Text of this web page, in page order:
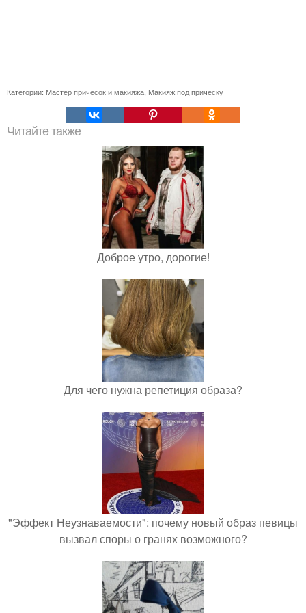
Категории: Мастер причесок и макияжа Макияж под прическу
Читайте также
Доброе утро, дорогие!
Для чего нужна репетиция образа?
"Эффект Неузнаваемости": почему новый образ певицы
вызвал споры о гранях возможного?